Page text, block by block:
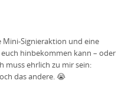
Mini-Signieraktion und eine
hinbekommen kann – oder
muss ehrlich zu mir sein:
das andere. 😭